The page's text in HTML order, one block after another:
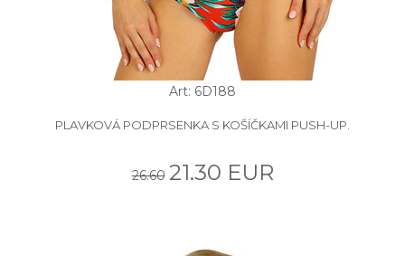
Art: 6D188
PLAVKOVÁ PODPRSENKA S KOŠÍČKAMI PUSH-UP.
26.60 21.30 EUR